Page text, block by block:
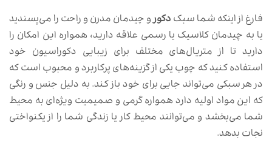
فارغ از اینکه شما سبکدکورو چیدمان مدرن و راحت را می‌پسندید
یا به چیدمان کلاسیک یا رسمی علاقه دارید، همواره این امکان را
دارید تا از متریال‌های مختلف برای زیبایی دکوراسیون خود
استفاده کنید که چوب یکی از گزینه‌های پرکاربرد و محبوب است که
در هر سبکی می‌تواند جایی برای خود باز کند. به دلیل جنس و رنگی
که این مواد اولیه دارد همواره گرمی و صمیمیت ویژه‌ای به محیط
شما می‌بخشد و می‌توانند محیط کار یا زندگی شما را از یکنواختی
نجات بدهد.